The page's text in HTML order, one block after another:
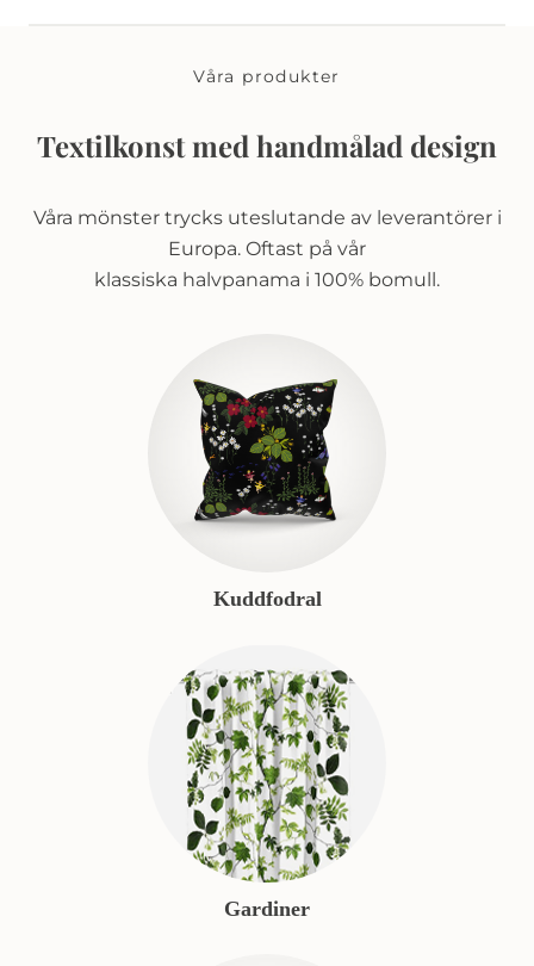
Våra produkter
Textilkonst med handmålad design
Våra mönster trycks uteslutande av leverantörer i
Europa. Oftast på vår
klassiska halvpanama i 100% bomull.
Kuddfodral
Gardiner